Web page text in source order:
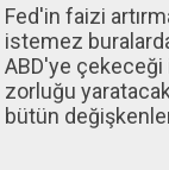
Fed'in faizi
istemez
ABD'ye
zorluğu
bütün